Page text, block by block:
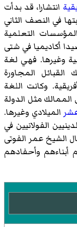
انتشارا، قد بدأت
في النصف الثاني
التعلمية
أكاديميا في شتى
وغيرها. فهي لغة
القبائل المجاورة
وكانت اللغة
الممالك مثل الدولة
الميلادي وغيرها.
الفولانيين في
الشيخ عمر الفوتى
أبناءهم وأحفادهم